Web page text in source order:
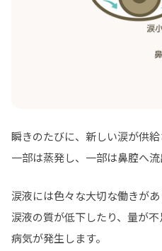
瞬きのたびに、新しい涙が供給
一部は蒸発し、一部は鼻腔へ流
涙液には色々な大切な働きがあ
涙液の質が低下したり、量が
病気が発生します。